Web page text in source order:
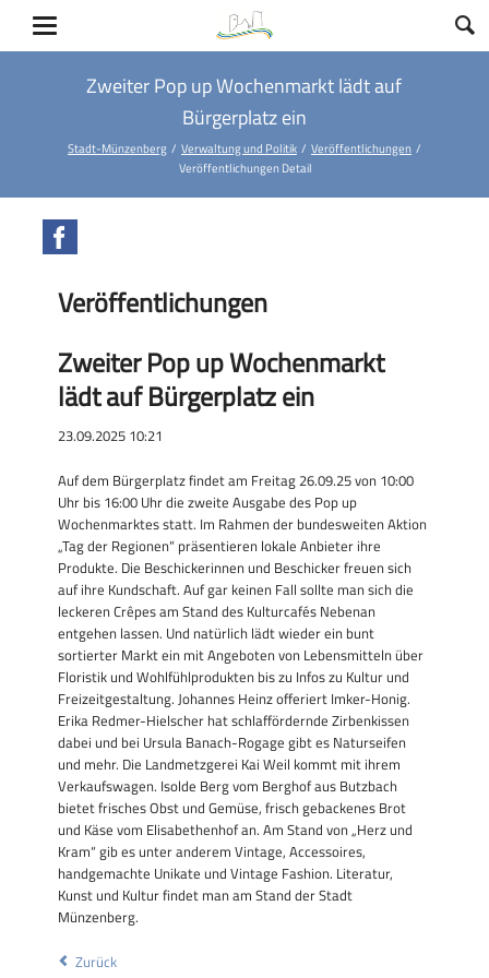
Zweiter Pop up Wochenmarkt lädt auf
Bürgerplatz ein
Stadt-Münzenberg Verwaltung und Politik
Veröffentlichungen
Veröffentlichungen Detail
Veröffentlichungen
Zweiter Pop up Wochenmarkt
lädt auf Bürgerplatz ein
23.09.2025 10:21
Auf dem Bürgerplatz findet am Freitag 26.09.25 von 10:00
Uhr bis 16:00 Uhr die zweite Ausgabe des Pop up
Wochenmarktes statt. Im Rahmen der bundesweiten Aktion
„Tag der Regionen“ präsentieren lokale Anbieter ihre
Produkte. Die Beschickerinnen und Beschicker freuen sich
auf ihre Kundschaft. Auf gar keinen Fall sollte man sich die
leckeren Crêpes am Stand des Kulturcafés Nebenan
entgehen lassen. Und natürlich lädt wieder ein bunt
sortierter Markt ein mit Angeboten von Lebensmitteln über
Floristik und Wohlfühlprodukten bis zu Infos zu Kultur und
Freizeitgestaltung. Johannes Heinz offeriert Imker-Honig.
Erika Redmer-Hielscher hat schlaffördernde Zirbenkissen
dabei und bei Ursula Banach-Rogage gibt es Naturseifen
und mehr. Die Landmetzgerei Kai Weil kommt mit ihrem
Verkaufswagen. Isolde Berg vom Berghof aus Butzbach
bietet frisches Obst und Gemüse, frisch gebackenes Brot
und Käse vom Elisabethenhof an. Am Stand von „Herz und
Kram“ gib es unter anderem Vintage, Accessoires,
handgemachte Unikate und Vintage Fashion. Literatur,
Kunst und Kultur findet man am Stand der Stadt
Münzenberg.
Zurück